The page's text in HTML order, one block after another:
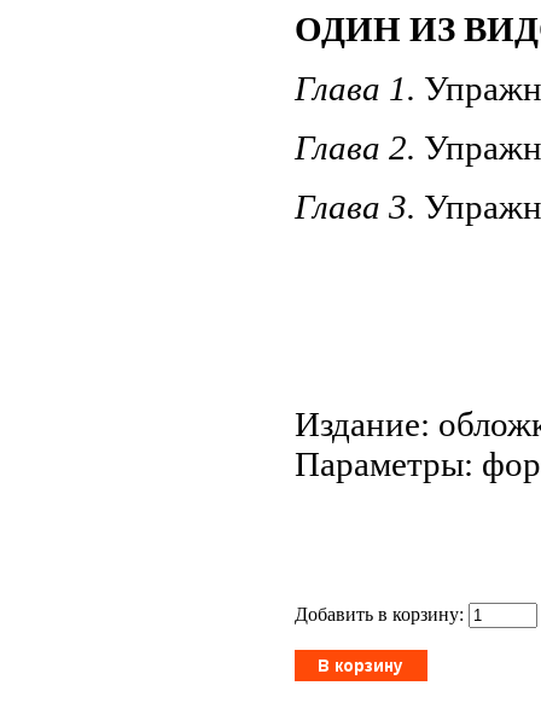
ОДИН ИЗ
Глава 1.
Глава 2.
Глава 3.
Издание:
Параметры:
Добавить в корзину: